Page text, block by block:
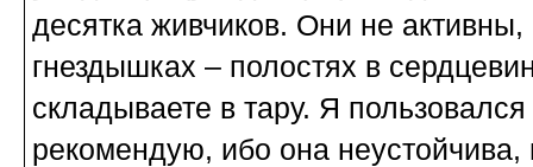
десятка живчиков. Они не
гнездышках – полостях в
складываете в тару. Я
рекомендую, ибо она